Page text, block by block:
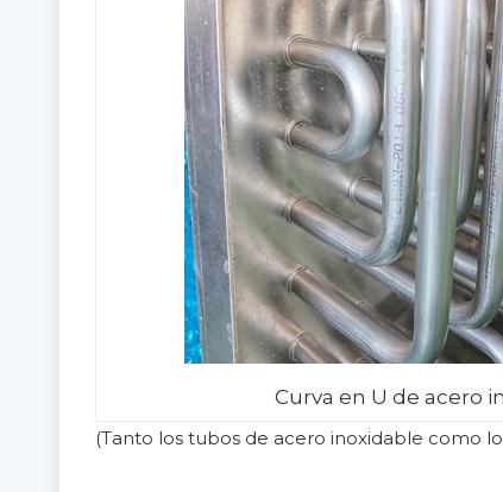
Curva en U de acero
(Tanto los tubos de acero inoxidable como